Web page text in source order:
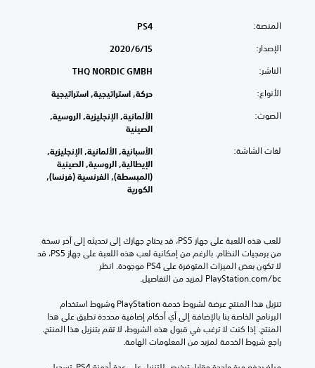
المنصة: PS4
الإصدار: 15‏/6‏/2020
الناشر: THQ NORDIC GMBH
الأنواع: حركة, استراتيجية, استراتيجية
الصوت:
الألمانية, الإنجليزية, الروسية,
الصينية
لغات الشاشة:
الأسبانية, الألمانية, الإنجليزية,
الإيطالية, الروسية, الصينية
(المبسطة), الفرنسية (فرنسا),
الكورية
‎PlayStation.com/bc لمزيد من التفاصيل.
راجع شروط الخدمة لمزيد من المعلومات الهامة.